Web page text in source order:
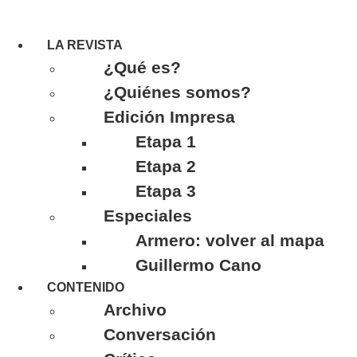
LA REVISTA
¿Qué es?
¿Quiénes somos?
Edición Impresa
Etapa 1
Etapa 2
Etapa 3
Especiales
Armero: volver al mapa
Guillermo Cano
CONTENIDO
Archivo
Conversación